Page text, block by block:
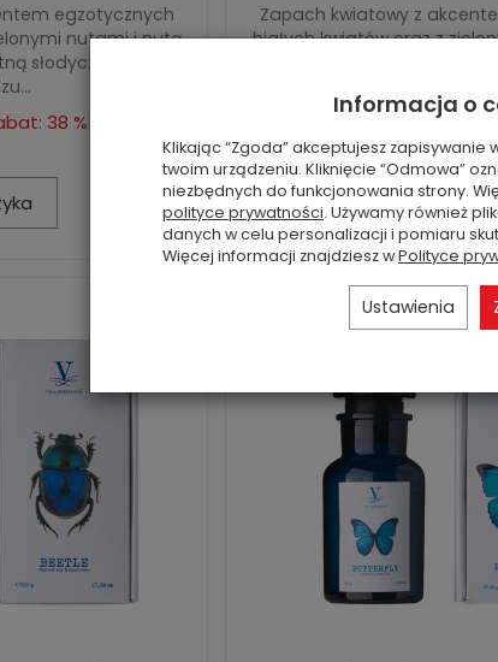
egzotycznych
nutami i nutą
słodycz. Pszczoła
38 %
Zapach kwiatowy z
białych kwiatów oraz z
282,72 zł
Do koszyka
Informacja o
Klikając “Zgoda” akceptujesz zapisywanie
twoim urządzeniu. Kliknięcie “Odmowa”
niezbędnych do funkcjonowania strony.
polityce prywatności. Używamy również
danych w celu personalizacji i pomiaru
Więcej informacji znajdziesz wPolityce
Ustawienia